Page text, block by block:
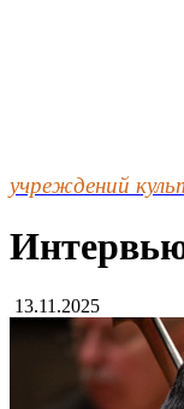
учреждений
13.11.2025